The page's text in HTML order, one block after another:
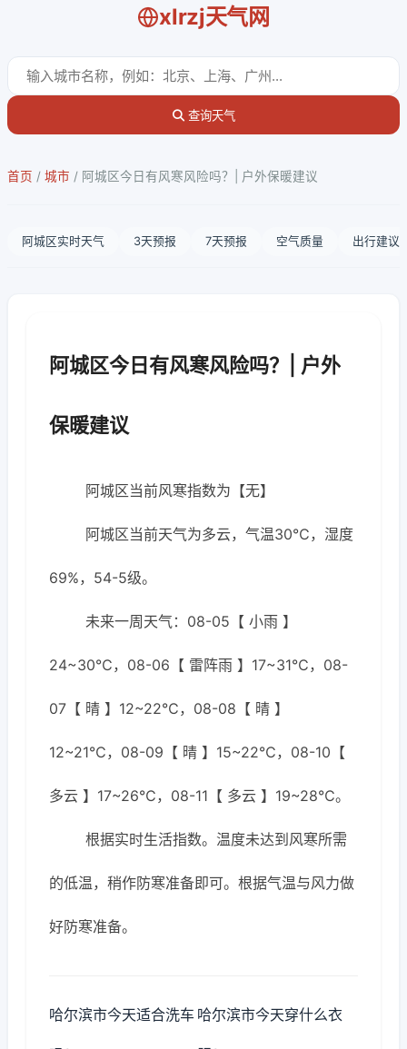
xlrzj天气网
查询天气
首页 / 城市 / 阿城区今日有风寒风险吗？| 户外保暖建议
阿城区实时天气 3天预报 7天预报 空气质量 出行建议
阿城区今日有风寒风险吗？| 户外
保暖建议
阿城区当前风寒指数为【无】
阿城区当前天气为多云，气温30℃，湿度
69%，54-5级。
未来一周天气：08-05【 小雨 】
24~30℃，08-06【 雷阵雨 】17~31℃，08-
07【 晴 】12~22℃，08-08【 晴 】
12~21℃，08-09【 晴 】15~22℃，08-10【
多云 】17~26℃，08-11【 多云 】19~28℃。
根据实时生活指数。温度未达到风寒所需
的低温，稍作防寒准备即可。根据气温与风力做
好防寒准备。
哈尔滨市今天适合洗车 哈尔滨市今天穿什么衣